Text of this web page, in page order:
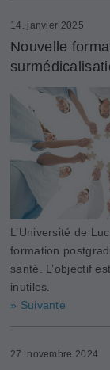
14. janvier 2025
Nouvelle
L’Université de
formation
santé. L’objectif
inutiles.
» Suivante
27. novembre 2024